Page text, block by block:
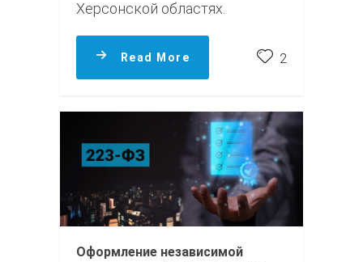
Херсонской областях.
Read More 2
Оформление независимой